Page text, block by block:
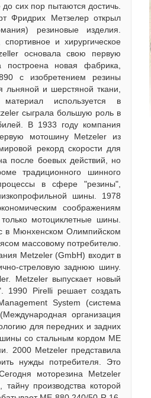
сих пор пытаются достичь.
Фридрих Метзелер открыл
резиновые изделия.
и хирургическое
основала свою первую
новая фабрика,
с изобретением резины
льняной и шерстяной ткани,
используется в
сыграла большую роль в
В 1933 году компания
мотошину Metzeler из
рекорд скорости для
после боевых действий, но
традиционного шинного
в сфере "резины",
шины. 1978
соображениям
мотоциклетные шины.
в Мюнхенском Олимпийском
массовому потребителю.
Меtzeler (GmbH) входит в
стреловую заднюю шину.
Меtzeler выпускает новый
1990 Pirelli решает создать
System (система
организация
для передних и задних
со стальным кордом ME
2000 Меtzeler представила
нужды потребителя. Это
моторезина Metzeler
производства которой